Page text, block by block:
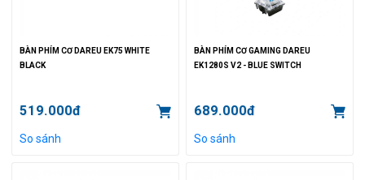
BÀN PHÍM CƠ DAREU EK75 WHITE
BLACK
519.000đ
So sánh
BÀN PHÍM CƠ GAMING DAREU
EK1280S V2 - BLUE SWITCH
689.000đ
So sánh